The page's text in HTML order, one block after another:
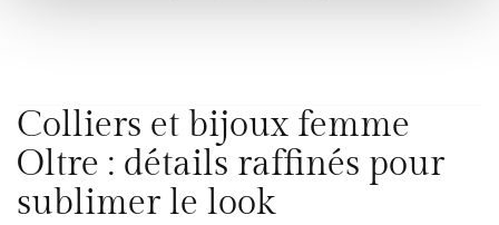
Colliers et bijoux femme
Oltre : détails raffinés pour
sublimer le look